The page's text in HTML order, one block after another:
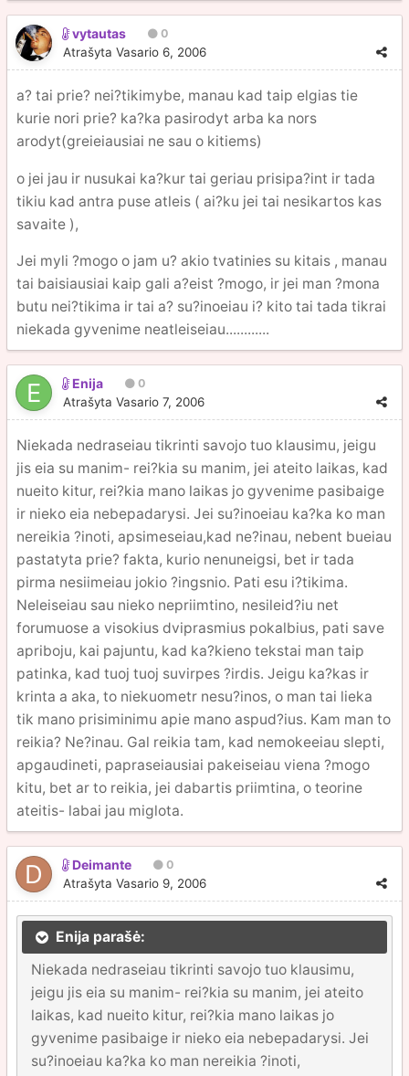
vytautas 0
Atrašyta Vasario 6, 2006
a? tai prie? nei?tikimybe, manau kad taip elgias tie
kurie nori prie? ka?ka pasirodyt arba ka nors
arodyt(greieiausiai ne sau o kitiems)
o jei jau ir nusukai ka?kur tai geriau prisipa?int ir tada
tikiu kad antra puse atleis ( ai?ku jei tai nesikartos kas
savaite ),
Jei myli ?mogo o jam u? akio tvatinies su kitais , manau
tai baisiausiai kaip gali a?eist ?mogo, ir jei man ?mona
butu nei?tikima ir tai a? su?inoeiau i? kito tai tada tikrai
niekada gyvenime neatleiseiau............
Enija 0
Atrašyta Vasario 7, 2006
Niekada nedraseiau tikrinti savojo tuo klausimu, jeigu
jis eia su manim- rei?kia su manim, jei ateito laikas, kad
nueito kitur, rei?kia mano laikas jo gyvenime pasibaige
ir nieko eia nebepadarysi. Jei su?inoeiau ka?ka ko man
nereikia ?inoti, apsimeseiau,kad ne?inau, nebent bueiau
pastatyta prie? fakta, kurio nenuneigsi, bet ir tada
pirma nesiimeiau jokio ?ingsnio. Pati esu i?tikima.
Neleiseiau sau nieko nepriimtino, nesileid?iu net
forumuose a visokius dviprasmius pokalbius, pati save
apriboju, kai pajuntu, kad ka?kieno tekstai man taip
patinka, kad tuoj tuoj suvirpes ?irdis. Jeigu ka?kas ir
krinta a aka, to niekuometr nesu?inos, o man tai lieka
tik mano prisiminimu apie mano aspud?ius. Kam man to
reikia? Ne?inau. Gal reikia tam, kad nemokeeiau slepti,
apgaudineti, papraseiausiai pakeiseiau viena ?mogo
kitu, bet ar to reikia, jei dabartis priimtina, o teorine
ateitis- labai jau miglota.
Deimante 0
Atrašyta Vasario 9, 2006
Enija parašė:
Niekada nedraseiau tikrinti savojo tuo klausimu,
jeigu jis eia su manim- rei?kia su manim, jei ateito
laikas, kad nueito kitur, rei?kia mano laikas jo
gyvenime pasibaige ir nieko eia nebepadarysi. Jei
su?inoeiau ka?ka ko man nereikia ?inoti,